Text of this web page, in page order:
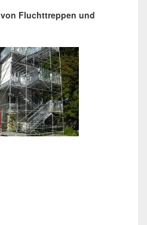
Fluchttreppen und